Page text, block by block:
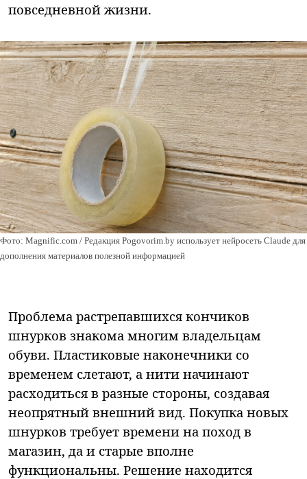
повседневной жизни.
Фото: Magnific.com / Редакция Pogovorim.by использует нейросеть Claude для
дополнения материалов полезной информацией
Проблема растрепавшихся кончиков
шнурков знакома многим владельцам
обуви. Пластиковые наконечники со
временем слетают, а нити начинают
расходиться в разные стороны, создавая
неопрятный внешний вид. Покупка новых
шнурков требует времени на поход в
магазин, да и старые вполне
функциональны. Решение находится